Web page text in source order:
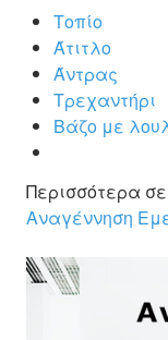
Τοπίο
Άτιτλο
Άντρας
Τρεχαντήρι
Βάζο με
Περισσότερα
Αναγέννηση